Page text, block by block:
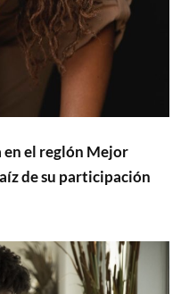
el reglón Mejor
de su participación